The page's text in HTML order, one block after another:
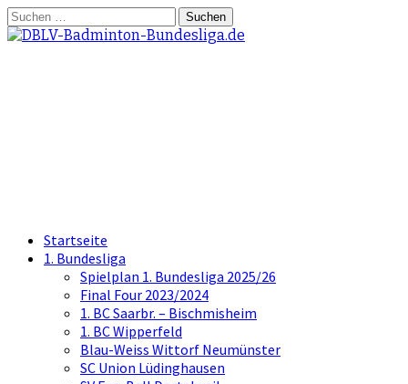
Springe
zum
Suchen
nach:
Startseite
1. Bundesliga
Spielplan 1. Bundesliga 2025/26
Final Four 2023/2024
1. BC Saarbr. – Bischmisheim
1. BC Wipperfeld
Blau-Weiss Wittorf Neumünster
SC Union Lüdinghausen